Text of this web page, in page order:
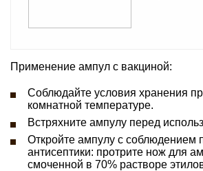
Применение ампул с вакциной:
Соблюдайте условия хранения
комнатной температуре.
Встряхните ампулу перед
Откройте ампулу с соблюдением
антисептики: протрите нож для
смоченной в 70% растворе